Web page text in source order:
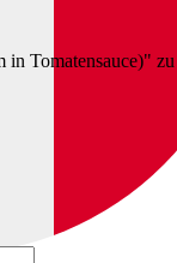
in Tomatensauce)" zu